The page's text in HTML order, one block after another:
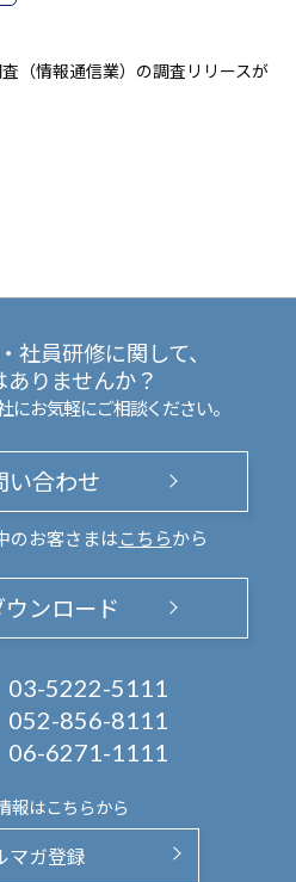
（情報通信業）の調査リリースが
社員研修に関して、
ありませんか？
にお気軽にご相談ください。
い合わせ
のお客さまは こちらから
ンロード
03-5222-5111
052-856-8111
06-6271-1111
報はこちらから
マガ登録